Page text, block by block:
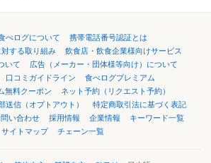
べログについて
携帯電話番号認証とは
する取り組み
飲食店・飲食企業様向けサービス
いて
広告（メーカー・団体様等向け）について
口コミガイドライン
食べログプレミアム
無料クーポン
ネット予約（リクエスト予約）
送信（オプトアウト）
特定商取引法に基づく表記
い合わせ 採用情報 企業情報
キーワード一覧
サイトマップ
チェーン一覧